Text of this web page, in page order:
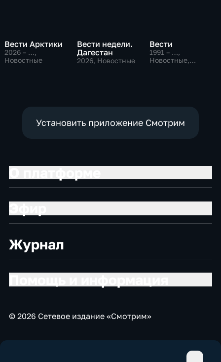
Вести Арктики
2026 – …,
Новостные
Вести недели.
Дагестан
2026, Новостные
Вести
1991 – …,
Новостные,
Установить приложение Смотрим
Журнал
© 2026 Сетевое издание «Смотрим»